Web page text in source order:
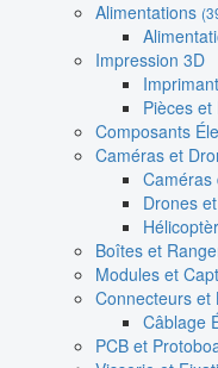
Alimentations
Impression 3D
Pièces
Composants
Caméras et
Caméras
Drones
Boîtes et
Modules et
Connecteurs et
Câblage
PCB et